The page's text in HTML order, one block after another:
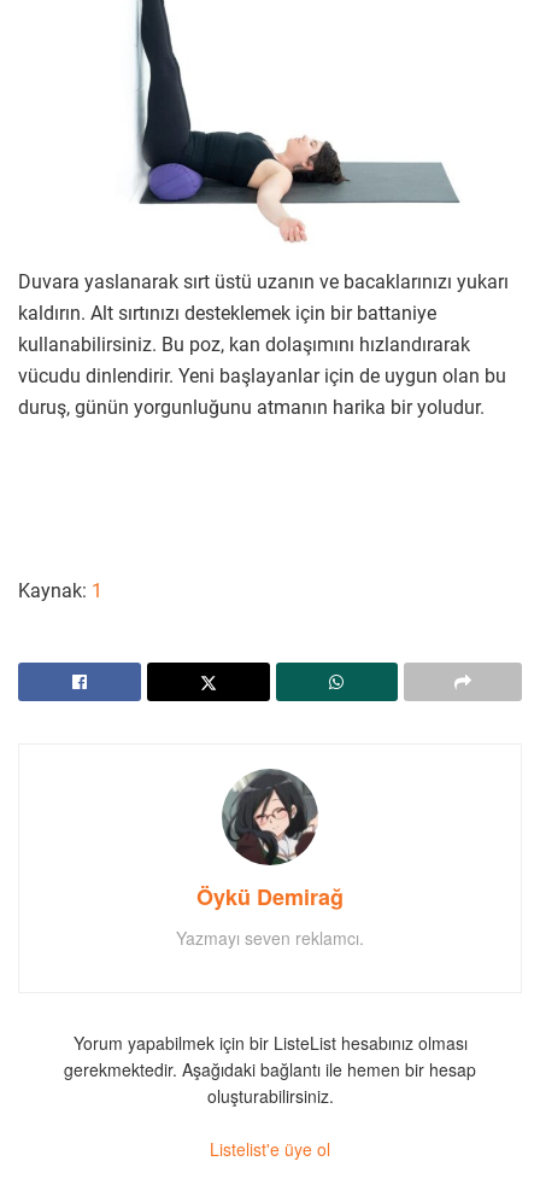
Duvara yaslanarak sırt üstü uzanın ve bacaklarınızı yukarı
kaldırın. Alt sırtınızı desteklemek için bir battaniye
kullanabilirsiniz. Bu poz, kan dolaşımını hızlandırarak
vücudu dinlendirir. Yeni başlayanlar için de uygun olan bu
duruş, günün yorgunluğunu atmanın harika bir yoludur.
Kaynak: 1
Öykü Demirağ
Yazmayı seven reklamcı.
Yorum yapabilmek için bir ListeList hesabınız olması
gerekmektedir. Aşağıdaki bağlantı ile hemen bir hesap
oluşturabilirsiniz.
Listelist'e üye ol